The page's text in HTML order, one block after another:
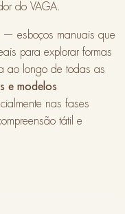
do VAGA.
— esboços manuais que
para explorar formas
ao longo de todas as
e modelos
nas fases
tátil e